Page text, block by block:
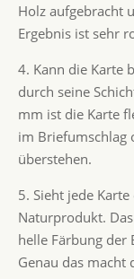
Holz aufgebracht
Ergebnis ist sehr
4. Kann die Karte
durch seine
mm ist die Karte
im Briefumschlag
überstehen.
5. Sieht jede
Naturprodukt.
helle Färbung der
Genau das macht